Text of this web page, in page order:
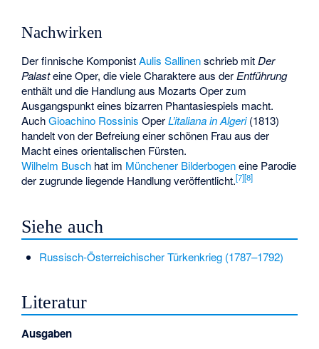
Nachwirken
Der finnische KomponistAulis Sallinenschrieb mitDer
Palasteine Oper, die viele Charaktere aus der Entführung
enthält und die Handlung aus Mozarts Oper zum
Ausgangspunkt eines bizarren Phantasiespiels macht.
AuchGioachino Rossinis OperL’italiana in Algeri(1813)
handelt von der Befreiung einer schönen Frau aus der
Macht eines orientalischen Fürsten.
Wilhelm Busch hat im Münchener Bilderbogeneine Parodie
der zugrunde liegende Handlung veröffentlicht.[7][8]
Siehe auch
Russisch-Österreichischer Türkenkrieg (1787–1792)
Literatur
Ausgaben